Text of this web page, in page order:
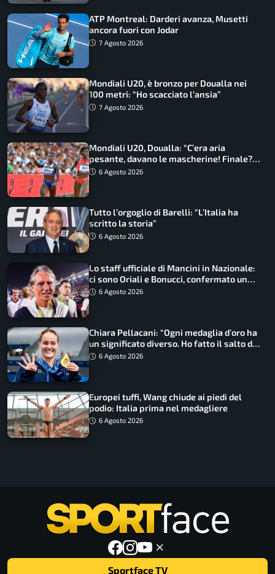
ATP Montreal: Darderi avanza, Musetti
ancora fuori con Jodar
7 Agosto 2026
Mondiali U20, è bronzo per Doualla nei
100 metri: “Ho scacciato l’ansia”
7 Agosto 2026
Mondiali U20, Doualla: “C’era aria
pesante, davano le mascherine! Finale?
Non ho nulla da perdere”
6 Agosto 2026
Tutto l’orgoglio di Barelli: “L’Italia ha
scritto la storia”
6 Agosto 2026
Lo staff ufficiale di Mancini in Nazionale:
ci sono Oriali e Bonucci, confermato un
ritorno
6 Agosto 2026
Chiara Pellacani: “Ogni medaglia d’oro ha
un significato diverso. Ho fatto il salto di
qualità”
6 Agosto 2026
Europei tuffi, Wang chiude ai piedi del
podio: Italia prima nel medagliere
6 Agosto 2026
Sportface TV